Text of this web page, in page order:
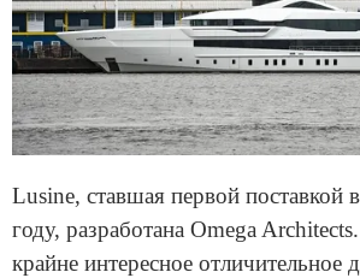
Lusine, ставшая первой поставкой
году, разработана Omega
крайне интересное отличительное